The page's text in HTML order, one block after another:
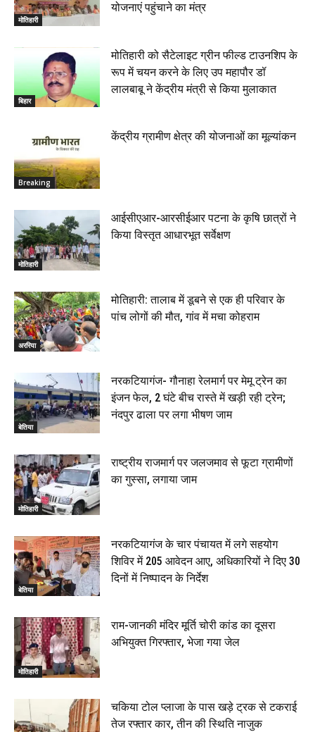
मोतिहारी
योजनाएं पहुंचाने का मंत्र
बिहार
मोतिहारी को सैटेलाइट ग्रीन फील्ड टाउनशिप के
रूप में चयन करने के लिए उप महापौर डॉ
लालबाबू ने केंद्रीय मंत्री से किया मुलाकात
Breaking
केंद्रीय ग्रामीण क्षेत्र की योजनाओं का मूल्यांकन
मोतिहारी
आईसीएआर-आरसीईआर पटना के कृषि छात्रों ने
किया विस्तृत आधारभूत सर्वेक्षण
अररिया
मोतिहारी: तालाब में डूबने से एक ही परिवार के
पांच लोगों की मौत, गांव में मचा कोहराम
बेतिया
नरकटियागंज- गौनाहा रेलमार्ग पर मेमू ट्रेन का
इंजन फेल, 2 घंटे बीच रास्ते में खड़ी रही ट्रेन;
नंदपुर ढाला पर लगा भीषण जाम
मोतिहारी
राष्ट्रीय राजमार्ग पर जलजमाव से फूटा ग्रामीणों
का गुस्सा, लगाया जाम
बेतिया
नरकटियागंज के चार पंचायत में लगे सहयोग
शिविर में 205 आवेदन आए, अधिकारियों ने दिए 30
दिनों में निष्पादन के निर्देश
मोतिहारी
राम-जानकी मंदिर मूर्ति चोरी कांड का दूसरा
अभियुक्त गिरफ्तार, भेजा गया जेल
चकिया टोल प्लाजा के पास खड़े ट्रक से टकराई
तेज रफ्तार कार, तीन की स्थिति नाजुक